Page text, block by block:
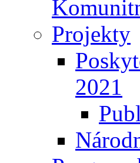
Projekty
2021